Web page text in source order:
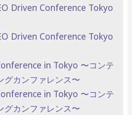
Driven Conference Tokyo
Driven Conference Tokyo
in Tokyo 〜コンテ
グカンファレンス〜
in Tokyo 〜コンテ
グカンファレンス〜